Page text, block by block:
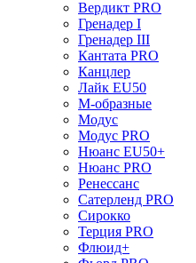
Вердикт PRO
Гренадер I
Гренадер III
Кантата PRO
Канцлер
Лайк EU50
М-образные
Модус
Модус PRO
Нюанс EU50+
Нюанс PRO
Ренессанс
Сатерленд PRO
Сирокко
Терция PRO
Флюид+